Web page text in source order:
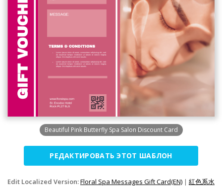
Beautiful Pink Butterfly Spa Salon Discount Card
РЕДАКТИРОВАТЬ ЭТОТ ШАБЛОН
Edit Localized Version:Floral Spa Messages Gift Card(EN) | 紅色系水